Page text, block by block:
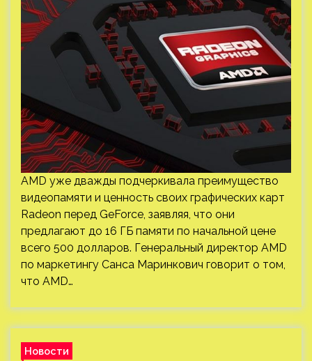
AMD уже дважды подчеркивала преимущество
видеопамяти и ценность своих графических карт
Radeon перед GeForce, заявляя, что они
предлагают до 16 ГБ памяти по начальной цене
всего 500 долларов. Генеральный директор AMD
по маркетингу Санса Маринкович говорит о том,
что AMD…
Новости